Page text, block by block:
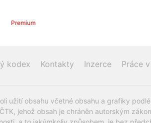
Premium
kodex Kontakty Inzerce Práce
užití obsahu včetné obsahu a grafiky
jehož obsah je chráněn autorským